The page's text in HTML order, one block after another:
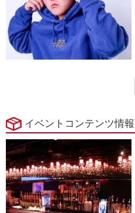
イベントコンテンツ情報